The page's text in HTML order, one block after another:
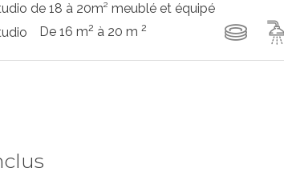
de 18 à 20m² meublé et équipé
De 16 m2 à 20 m 2